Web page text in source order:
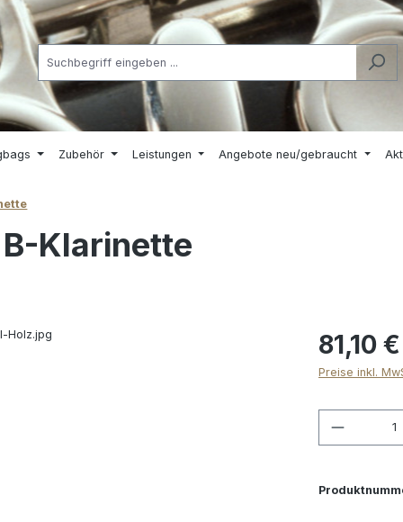
Zubehör Leistungen Angebote neu/gebraucht
Klarinette
81,10 €
Preise inkl.